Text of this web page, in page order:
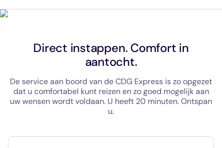
Direct instappen. Comfort in
aantocht.
De service aan boord van de CDG Express is zo opgezet
dat u comfortabel kunt reizen en zo goed mogelijk aan
uw wensen wordt voldaan. U heeft 20 minuten. Ontspan
u.